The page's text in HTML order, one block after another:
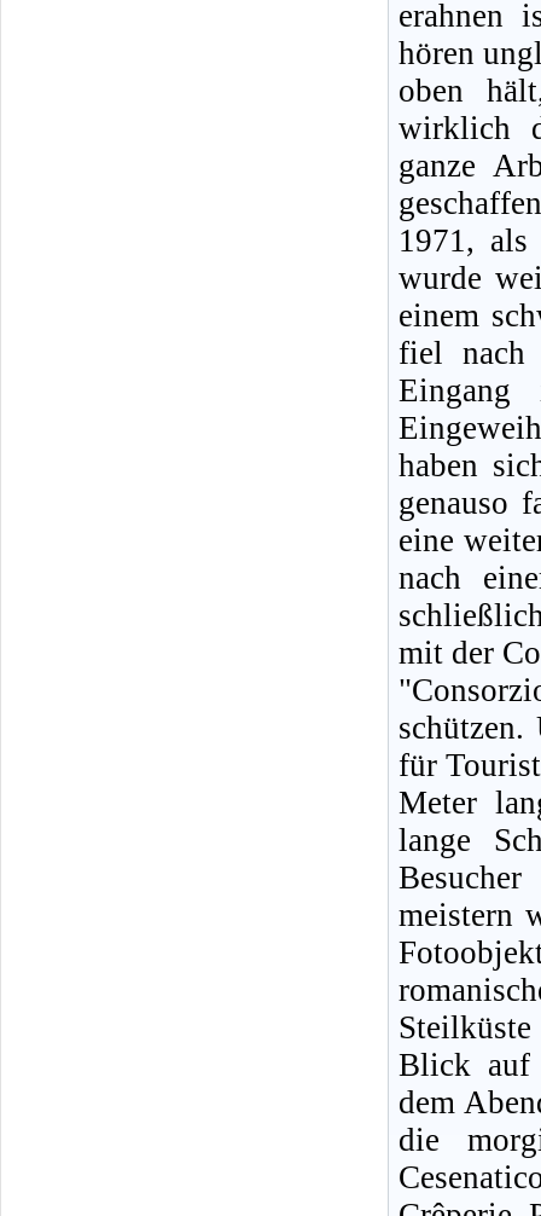
erahnen
hören
oben
wirklich
ganze
1971,
wurde
einem
fiel nach
haben
genauso
eine
nach
mit der
für
Meter
lange
meistern
Blick auf
dem
die